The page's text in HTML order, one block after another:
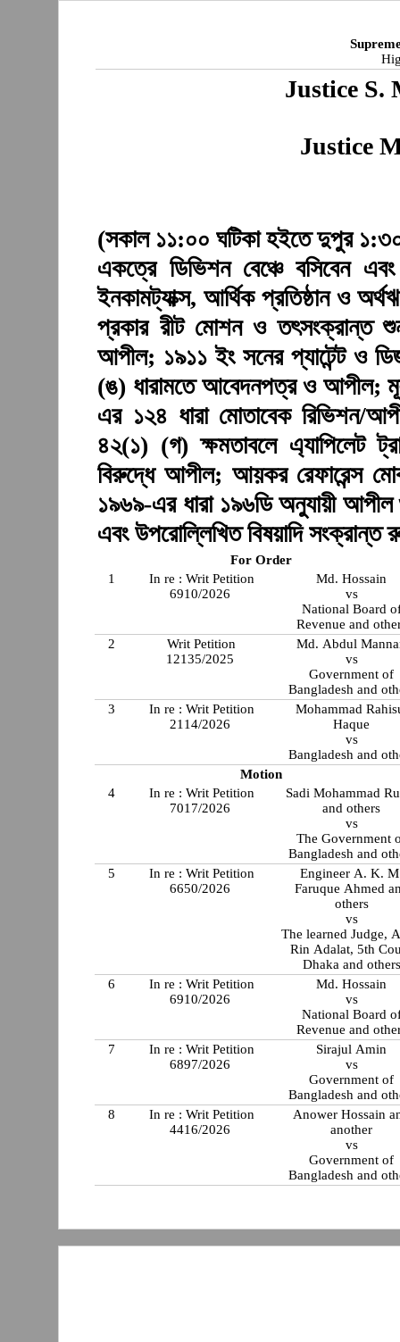
Justice S.
Justice
(সকাল ১১:০০ ঘটিকা হইতে দুপুর
একত্রে ডিভিশন বেঞ্চে বসিবেন
ইনকামট্যাক্স, আর্থিক প্রতিষ্ঠান ও
প্রকার রীট মোশন ও তৎসংক্রান্ত
আপীল; ১৯১১ ইং সনের প্যাটেন্ট
(ঙ) ধারামতে আবেদনপত্র ও
এর ১২৪ ধারা মোতাবেক রিভিশন/
৪২(১) (গ) ক্ষমতাবলে এ্যাপিলেট
বিরুদ্ধে আপীল; আয়কর রেফারেন্স
১৯৬৯-এর ধারা ১৯৬ডি অনুযায়ী আপীল
এবং উপরোল্লিখিত বিষয়াদি
For Order
1
In re : Writ Petition
6910/2026
Md. Hossain
vs
National Board
Revenue and
2
Writ Petition
12135/2025
Md. Abdul
vs
Government of
Bangladesh and
3
In re : Writ Petition
2114/2026
Mohammad
Haque
vs
Motion
4
In re : Writ Petition
7017/2026
Sadi Mohammad
and others
vs
The Government
Bangladesh and
5
In re : Writ Petition
6650/2026
Engineer A. K.
Faruque Ahmed
others
vs
The learned Judge,
Rin Adalat, 5th
Dhaka and others
6
In re : Writ Petition
6910/2026
Md. Hossain
vs
National Board
Revenue and
7
In re : Writ Petition
6897/2026
Sirajul Amin
vs
Government of
Bangladesh and
8
In re : Writ Petition
4416/2026
Anower Hossain
another
vs
Government of
Bangladesh and